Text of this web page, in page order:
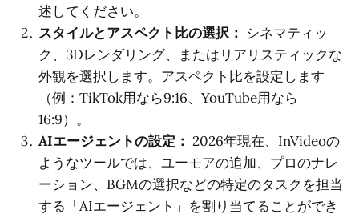
述してください。
スタイルとアスペクト比の選択： シネマティッ
ク、3Dレンダリング、またはリアリスティックな
外観を選択します。アスペクト比を設定します
（例：TikTok用なら9:16、YouTube用なら
16:9）。
AIエージェントの設定： 2026年現在、InVideoの
ようなツールでは、ユーモアの追加、プロのナレ
ーション、BGMの選択などの特定のタスクを担当
する「AIエージェント」を割り当てることができ